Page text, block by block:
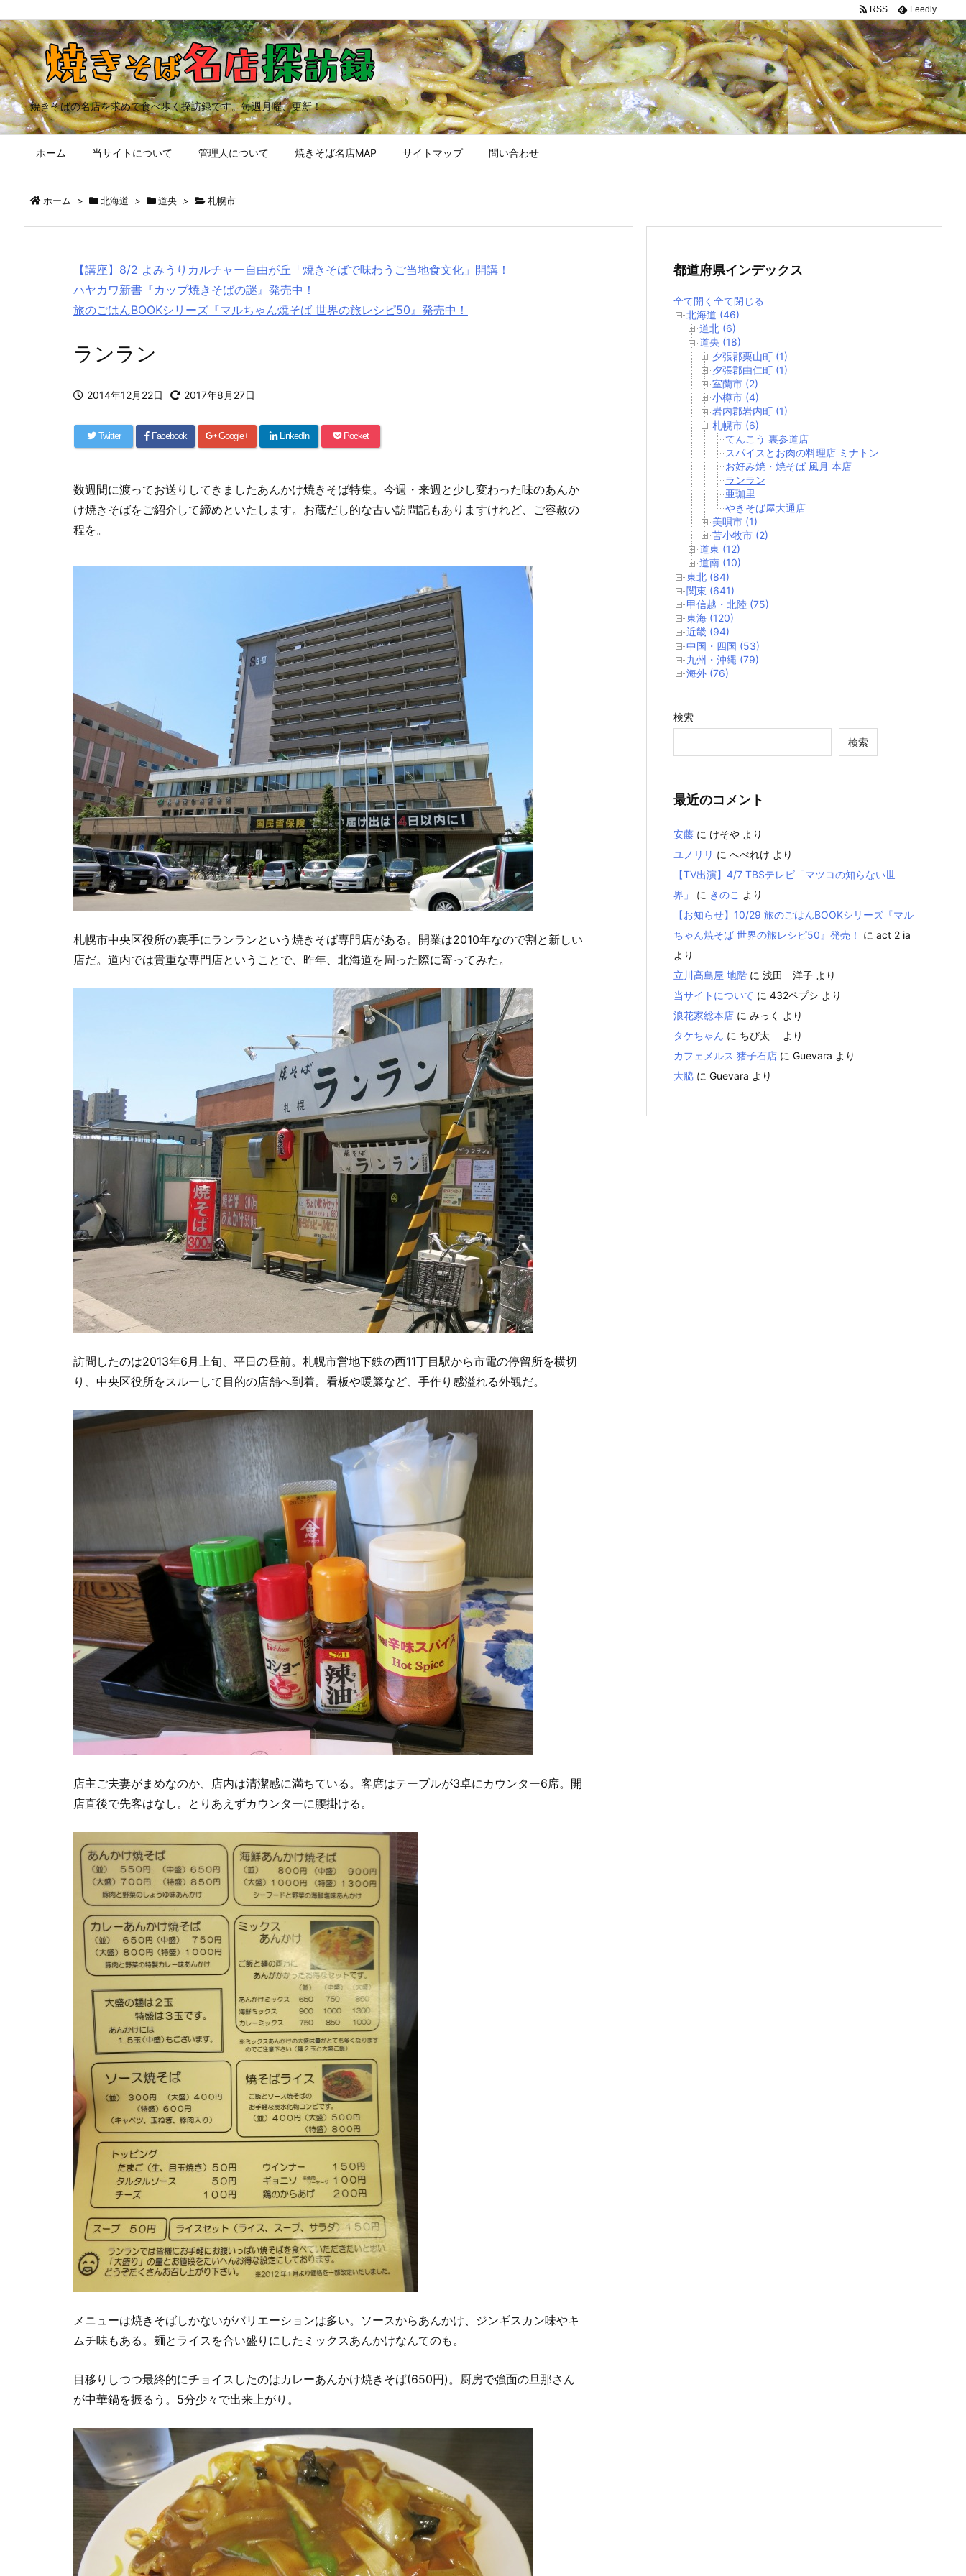
焼きそばの名店を求めて食べ歩く探訪録です。毎週月曜、更新！
ホーム 当サイトについて 管理人について 焼きそば名店MAP サイトマップ 問い合わせ
RSS Feedly
ホーム > 北海道 > 道央 > 札幌市
【講座】8/2 よみうりカルチャー自由が丘「焼きそばで味わうご当地食文化」開講！
ハヤカワ新書『カップ焼きそばの謎』発売中！
旅のごはんBOOKシリーズ『マルちゃん焼そば 世界の旅レシピ50』発売中！
ランラン
2014年12月22日 2017年8月27日
Twitter Facebook Google+ LinkedIn Pocket
数週間に渡ってお送りしてきましたあんかけ焼きそば特集。今週・来週と少し変わった味のあんか
け焼きそばをご紹介して締めといたします。お蔵だし的な古い訪問記もありますけれど、ご容赦の
程を。
札幌市中央区役所の裏手にランランという焼きそば専門店がある。開業は2010年なので割と新しい
店だ。道内では貴重な専門店ということで、昨年、北海道を周った際に寄ってみた。
訪問したのは2013年6月上旬、平日の昼前。札幌市営地下鉄の西11丁目駅から市電の停留所を横切
り、中央区役所をスルーして目的の店舗へ到着。看板や暖簾など、手作り感溢れる外観だ。
店主ご夫妻がまめなのか、店内は清潔感に満ちている。客席はテーブルが3卓にカウンター6席。開
店直後で先客はなし。とりあえずカウンターに腰掛ける。
メニューは焼きそばしかないがバリエーションは多い。ソースからあんかけ、ジンギスカン味やキ
ムチ味もある。麺とライスを合い盛りにしたミックスあんかけなんてのも。
目移りしつつ最終的にチョイスしたのはカレーあんかけ焼きそば(650円)。厨房で強面の旦那さん
が中華鍋を振るう。5分少々で出来上がり。
都道府県インデックス
全て開く 全て閉じる
北海道 (46)
道北 (6)
道央 (18)
夕張郡栗山町 (1)
夕張郡由仁町 (1)
室蘭市 (2)
小樽市 (4)
岩内郡岩内町 (1)
札幌市 (6)
てんこう 裏参道店
スパイスとお肉の料理店 ミナトン
お好み焼・焼そば 風月 本店
ランラン
亜珈里
やきそば屋大通店
美唄市 (1)
苫小牧市 (2)
道東 (12)
道南 (10)
東北 (84)
関東 (641)
甲信越・北陸 (75)
東海 (120)
近畿 (94)
中国・四国 (53)
九州・沖縄 (79)
海外 (76)
検索
検索
最近のコメント
安藤 に けそや より
ユノリリ に へべれけ より
【TV出演】4/7 TBSテレビ「マツコの知らない世
界」
に きのこ より
【お知らせ】10/29 旅のごはんBOOKシリーズ『マル
ちゃん焼そば 世界の旅レシピ50』発売！
に act 2 ia
より
立川高島屋 地階 に 浅田 洋子 より
当サイトについて に 432ペプシ より
浪花家総本店 に みっく
より
タケちゃん に ちび太
より
カフェメルス 猪子石店 に Guevara より
大脇 に Guevara より